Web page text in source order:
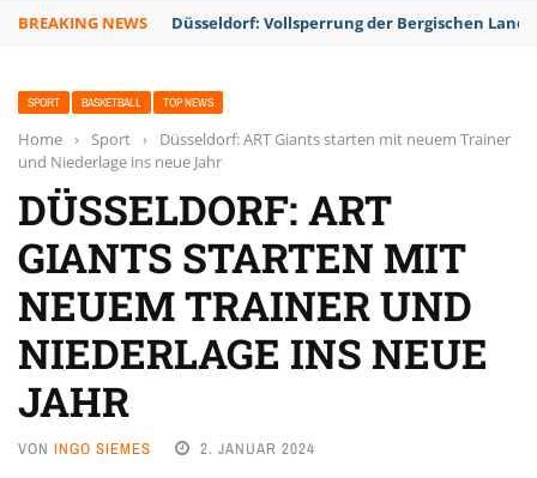
BREAKING NEWS Düsseldorf: Vollsperrung der Bergischen
SPORT BASKETBALL TOP NEWS
Home › Sport ›
Düsseldorf: ART Giants starten mit neuem Trainer
und Niederlage ins neue Jahr
DÜSSELDORF: ART
GIANTS STARTEN MIT
NEUEM TRAINER UND
NIEDERLAGE INS NEUE
JAHR
VON INGO SIEMES 2. JANUAR 2024